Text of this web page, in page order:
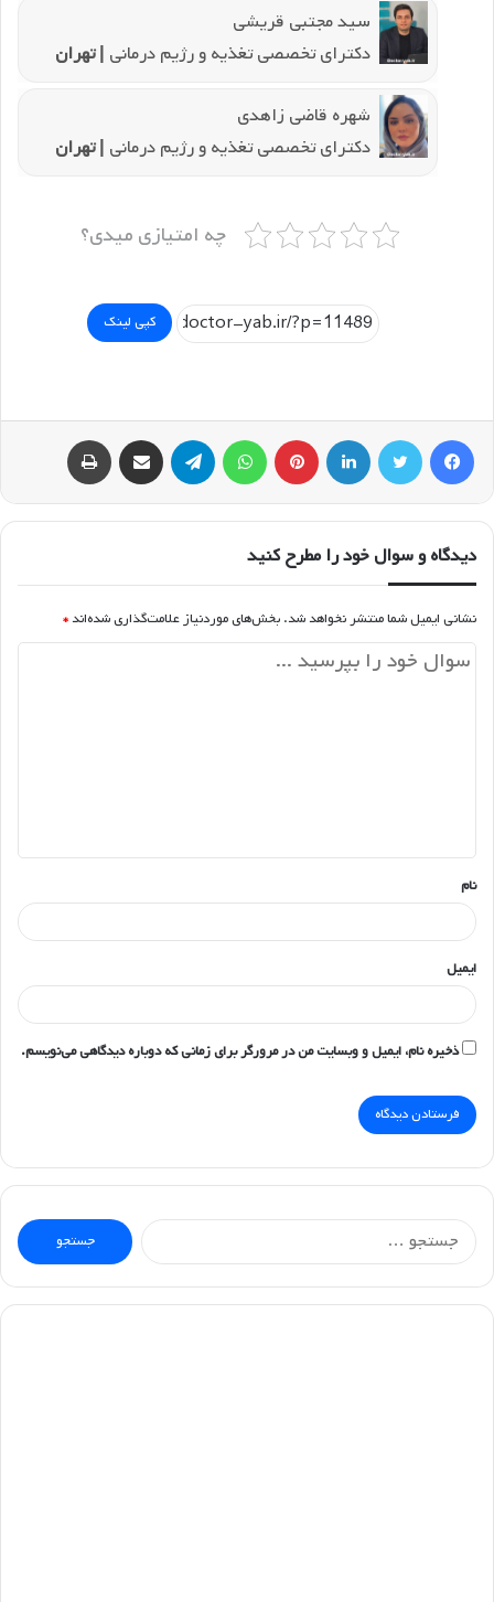
سید مجتبی قریشی
دکترای تخصصی تغذیه و رژیم درمانی | تهران
شهره قاضی زاهدی
دکترای تخصصی تغذیه و رژیم درمانی | تهران
چه امتیازی میدی؟
کپی لینک
فیسبوک توییتر لینکداین پینتریست تلگرام اشتراک گذاری با ایمیل
دیدگاه و سوال خود را مطرح کنید
نشانی ایمیل شما منتشر نخواهد شد. بخش‌های موردنیاز علامت‌گذاری شده‌اند *
*
نام
ایمیل
ذخیره نام، ایمیل و وبسایت من در مرورگر برای زمانی که دوباره دیدگاهی می‌نویسم.
جستجو
برای: